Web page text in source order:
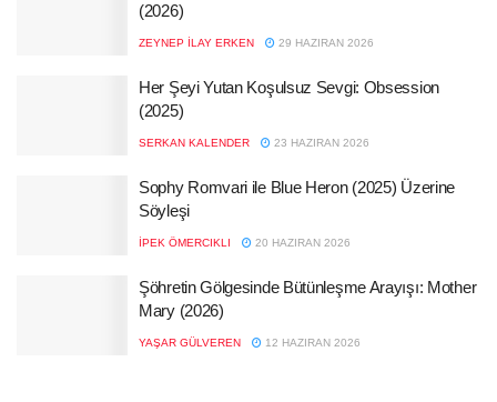
(2026)
ZEYNEP İLAY ERKEN 29 HAZIRAN 2026
Her Şeyi Yutan Koşulsuz Sevgi: Obsession
(2025)
SERKAN KALENDER 23 HAZIRAN 2026
Sophy Romvari ile Blue Heron (2025) Üzerine
Söyleşi
İPEK ÖMERCIKLI 20 HAZIRAN 2026
Şöhretin Gölgesinde Bütünleşme Arayışı: Mother
Mary (2026)
YAŞAR GÜLVEREN 12 HAZIRAN 2026